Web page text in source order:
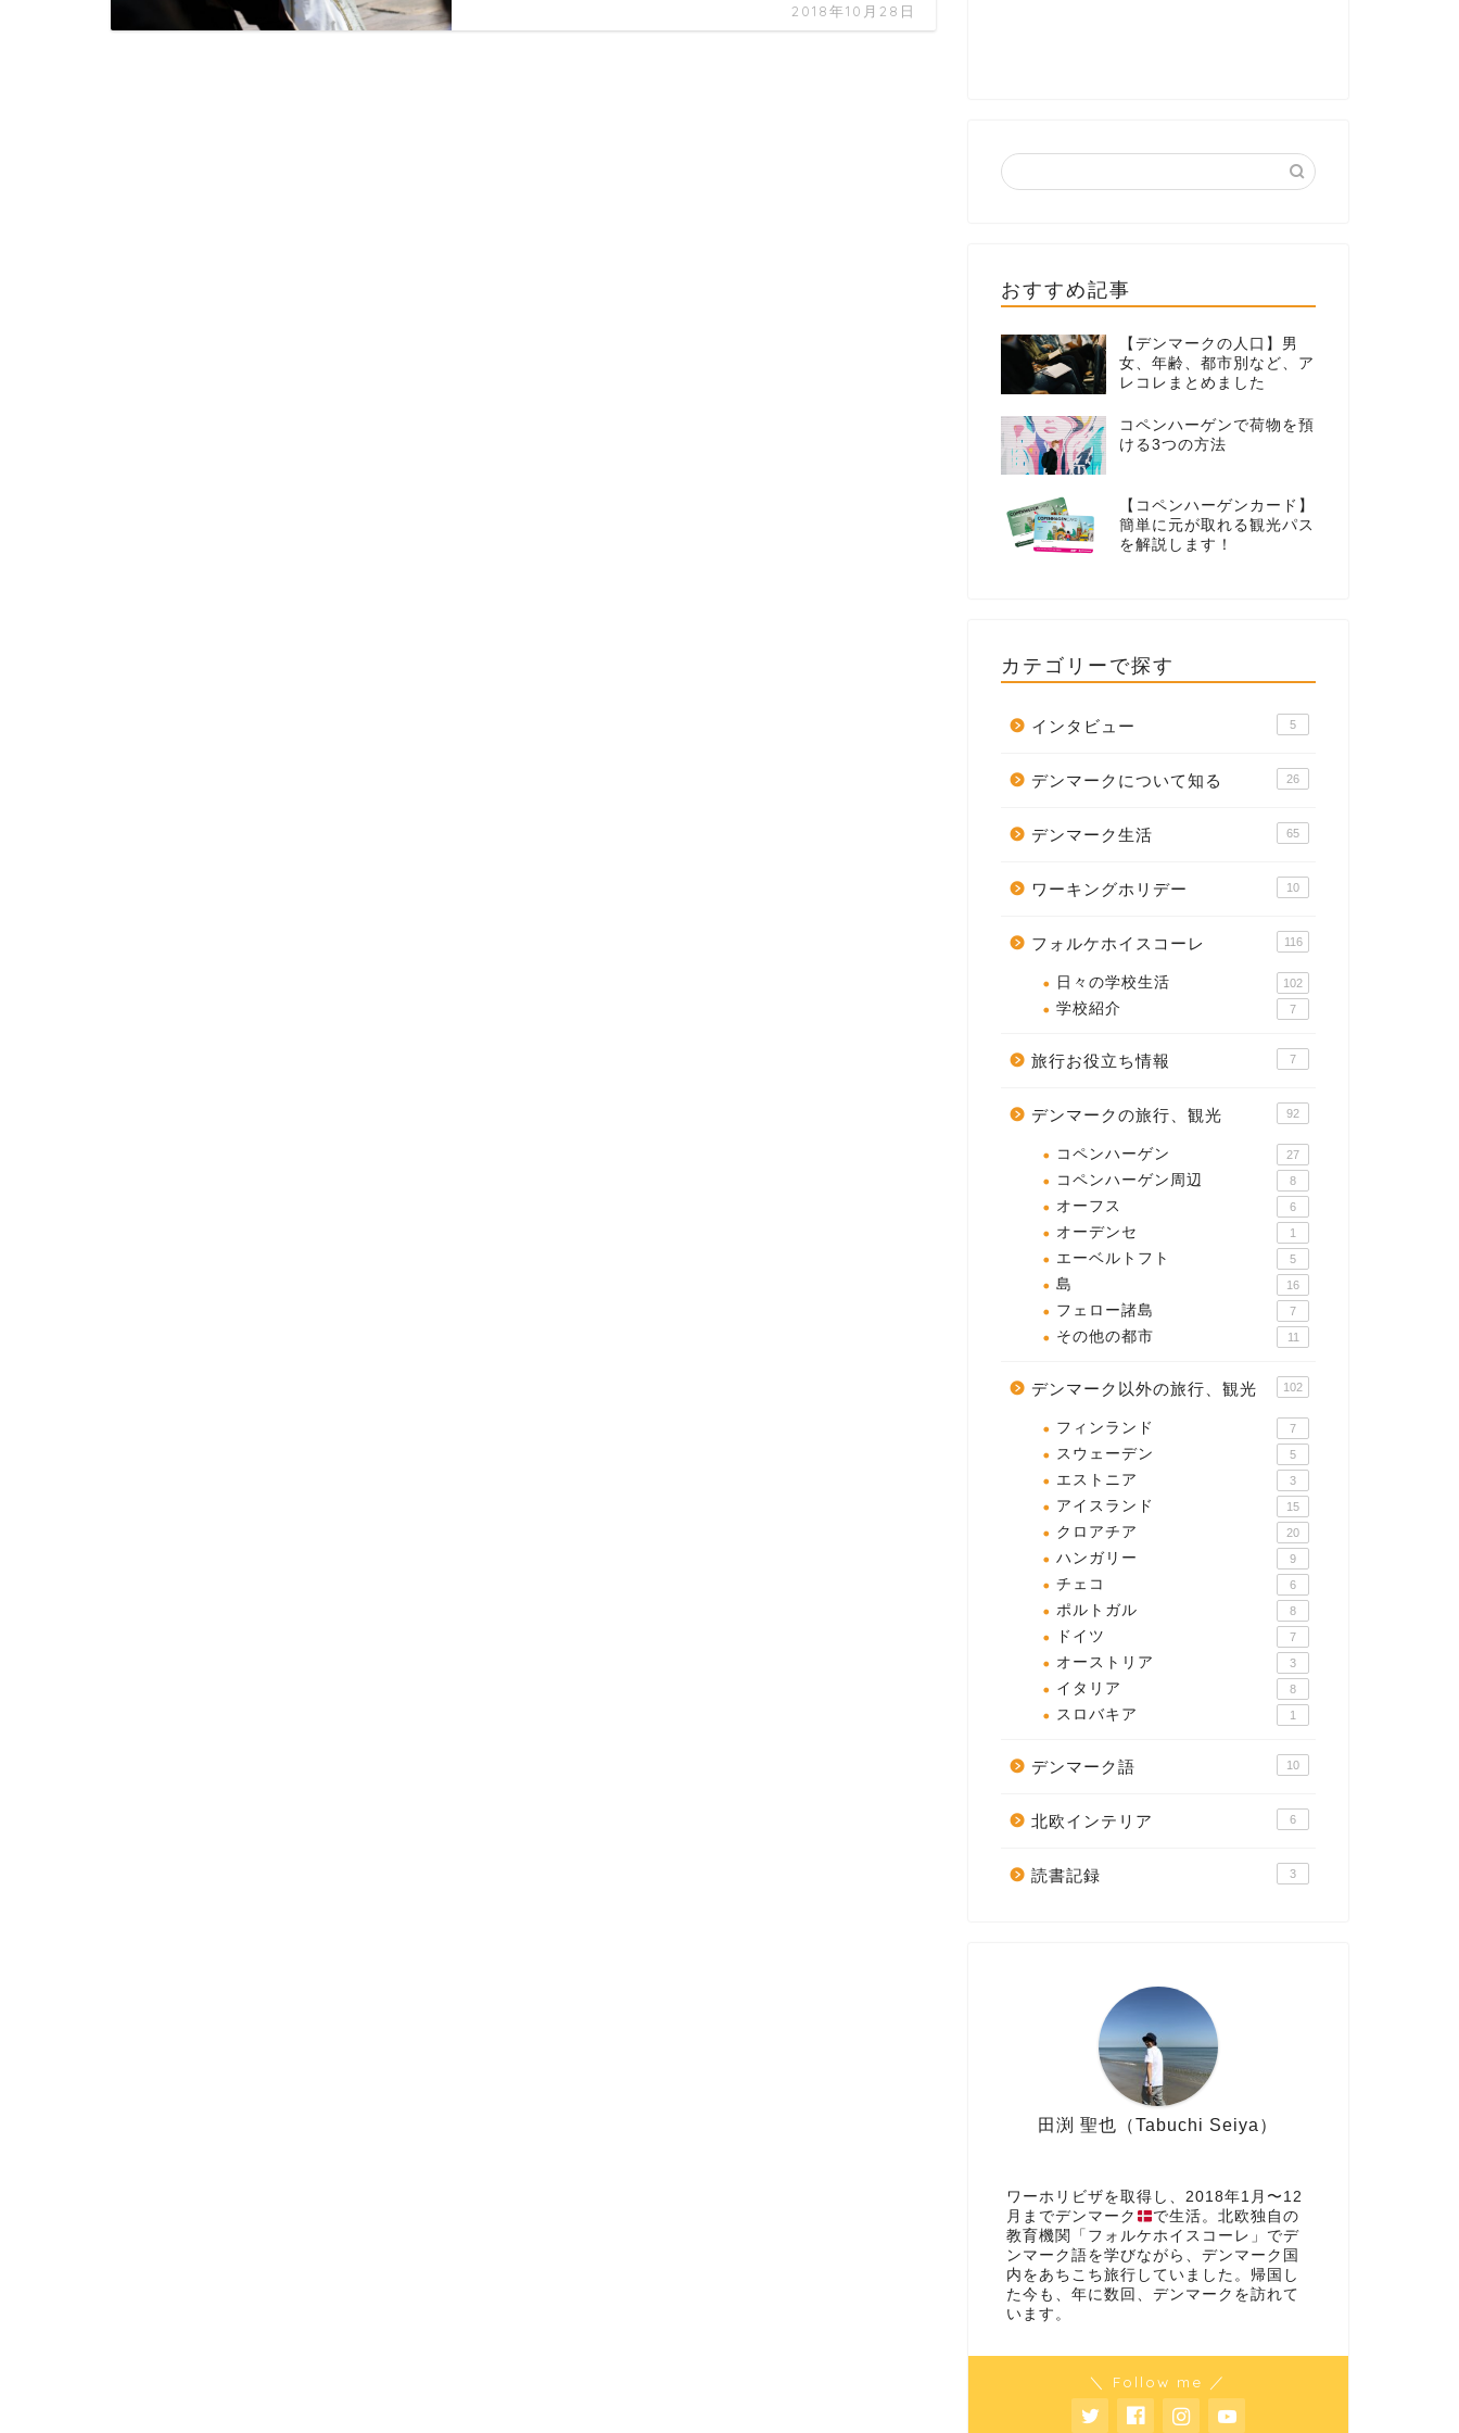
2018年10月28日
おすすめ記事
【デンマークの人口】男
女、年齢、都市別など、ア
レコレまとめました
コペンハーゲンで荷物を預
ける3つの方法
【コペンハーゲンカード】
簡単に元が取れる観光パス
を解説します！
カテゴリーで探す
インタビュー 5
デンマークについて知る 26
デンマーク生活 65
ワーキングホリデー 10
フォルケホイスコーレ 116
日々の学校生活 102
学校紹介 7
旅行お役立ち情報 7
デンマークの旅行、観光 92
コペンハーゲン 27
コペンハーゲン周辺 8
オーフス 6
オーデンセ 1
エーベルトフト 5
島 16
フェロー諸島 7
その他の都市 11
デンマーク以外の旅行、観光 102
フィンランド 7
スウェーデン 5
エストニア 3
アイスランド 15
クロアチア 20
ハンガリー 9
チェコ 6
ポルトガル 8
ドイツ 7
オーストリア 3
イタリア 8
スロバキア 1
デンマーク語 10
北欧インテリア 6
読書記録 3
田渕 聖也（Tabuchi Seiya）
ワーホリビザを取得し、2018年1月〜12
月までデンマーク
で生活。北欧独自の
教育機関「フォルケホイスコーレ」でデ
ンマーク語を学びながら、デンマーク国
内をあちこち旅行していました。帰国し
た今も、年に数回、デンマークを訪れて
います。
＼ Follow me ／